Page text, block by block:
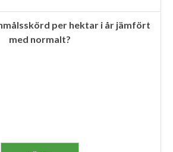
per hektar i år jämfört
med normalt?